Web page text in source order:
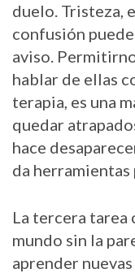
duelo. Tristeza,
confusión
aviso.
hablar de ellas
terapia, es una
quedar
hace
da
La tercera tarea
mundo sin la
aprender